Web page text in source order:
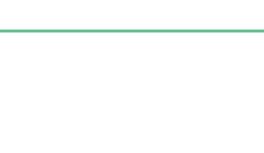
indholdet